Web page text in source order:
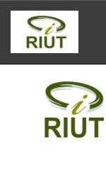
Skip
navigation